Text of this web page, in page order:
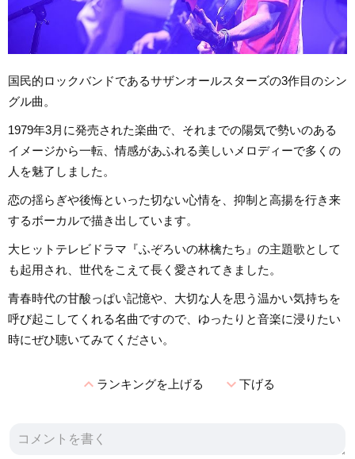
国民的ロックバンドであるサザンオールスターズの3作目のシン
グル曲。
1979年3月に発売された楽曲で、それまでの陽気で勢いのある
イメージから一転、情感があふれる美しいメロディーで多くの
人を魅了しました。
恋の揺らぎや後悔といった切ない心情を、抑制と高揚を行き来
するボーカルで描き出しています。
大ヒットテレビドラマ『ふぞろいの林檎たち』の主題歌として
も起用され、世代をこえて長く愛されてきました。
青春時代の甘酸っぱい記憶や、大切な人を思う温かい気持ちを
呼び起こしてくれる名曲ですので、ゆったりと音楽に浸りたい
時にぜひ聴いてみてください。
expand_lessランキングを上げる expand_more下げる